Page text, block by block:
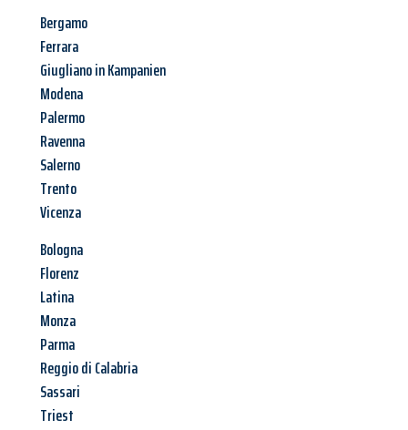
Bergamo
Ferrara
Giugliano in Kampanien
Modena
Palermo
Ravenna
Salerno
Trento
Vicenza
Bologna
Florenz
Latina
Monza
Parma
Reggio di Calabria
Sassari
Triest